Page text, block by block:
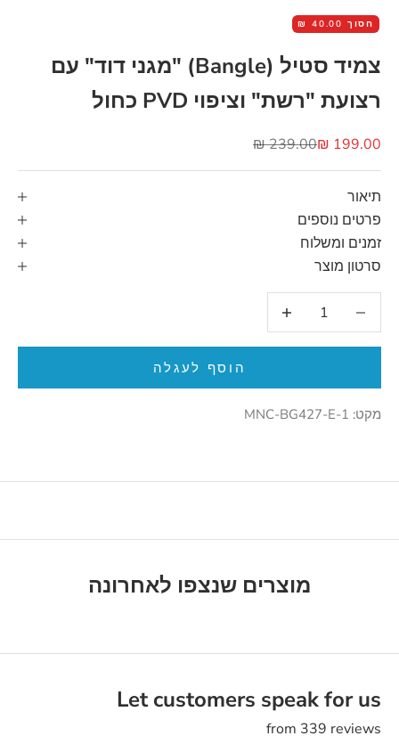
חסוך 40.00 ₪
צמיד סטיל (Bangle) "מגני דוד" עם
רצועת "רשת" וציפוי PVD כחול
מחיר מבצע
199.00 ₪ מחיר רגיל
239.00 ₪
תיאור
פרטים נוספים
זמנים ומשלוח
סרטון מוצר
הקטנת הכמות הגדלת הכמות
הוסף לעגלה
מקט: MNC-BG427-E-1
מוצרים שנצפו לאחרונה
Let customers speak for us
from 339 reviews